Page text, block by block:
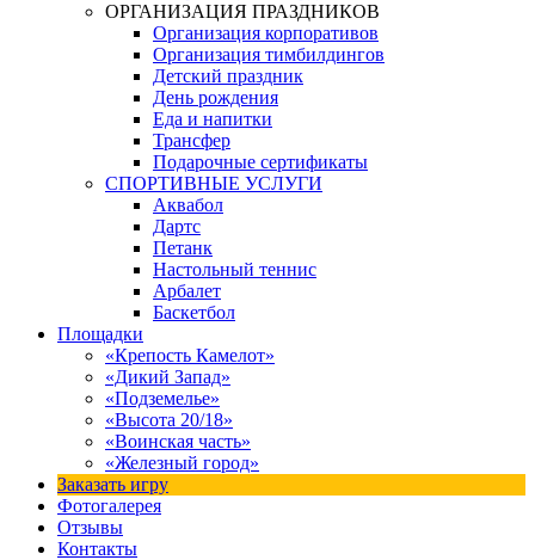
ОРГАНИЗАЦИЯ ПРАЗДНИКОВ
Организация корпоративов
Организация тимбилдингов
Детский праздник
День рождения
Еда и напитки
Трансфер
Подарочные сертификаты
СПОРТИВНЫЕ УСЛУГИ
Аквабол
Дартс
Петанк
Настольный теннис
Арбалет
Баскетбол
Площадки
«Крепость Камелот»
«Дикий Запад»
«Подземелье»
«Высота 20/18»
«Воинская часть»
«Железный город»
Заказать игру
Фотогалерея
Отзывы
Контакты